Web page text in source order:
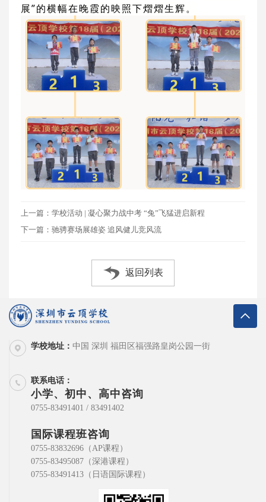
展”的横幅在晚霞的映照下熠熠生辉。
上一篇：学校活动 | 凝心聚力战中考 “兔”飞猛进启新程
下一篇：驰骋赛场展雄姿 追风健儿竞风流
返回列表
学校地址： 中国 深圳 福田区福强路皇岗公园一街
联系电话：
小学、初中、高中咨询
0755-83491401 / 83491402
国际课程班咨询
0755-83832696（AP课程）
0755-83495087（深港课程）
0755-83491413（日语国际课程）